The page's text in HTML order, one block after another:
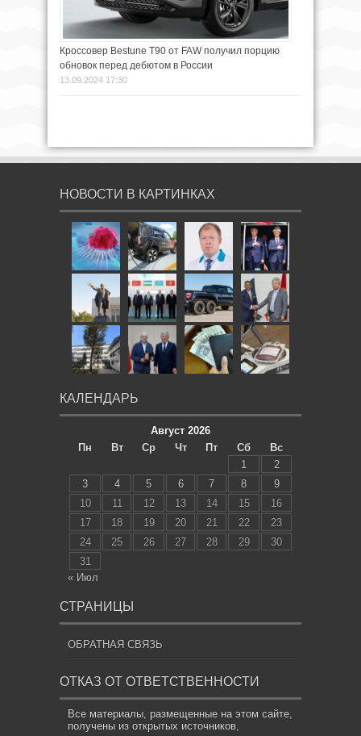
Кроссовер Bestune T90 от FAW получил порцию
обновок перед дебютом в России
13.09.2024 17:30
НОВОСТИ В КАРТИНКАХ
КАЛЕНДАРЬ
Август 2026
Пн
Вт Ср Чт Пт Сб
Вс
1
2
3
4 5 6 7 8
9
10
11 12 13 14 15
16
17
18 19 20 21 22
23
24
25 26 27 28 29
30
31
« Июл
СТРАНИЦЫ
ОБРАТНАЯ СВЯЗЬ
ОТКАЗ ОТ ОТВЕТСТВЕННОСТИ
Все материалы, размещенные на этом сайте,
получены из открытых источников,